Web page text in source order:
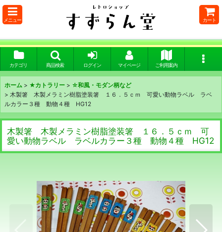
メニュー カート
カテゴリ 商品検索 ログイン マイページ ご利用案内
ホーム > ★カトラリー > ☆和風・モダン柄など
> 木製箸 木製メラミン樹脂塗装箸 １６．５ｃｍ 可愛い動物ラベル ラベ
ルカラー３種 動物４種 HG12
木製箸 木製メラミン樹脂塗装箸 １６．５ｃｍ 可
愛い動物ラベル ラベルカラー３種 動物４種 HG12